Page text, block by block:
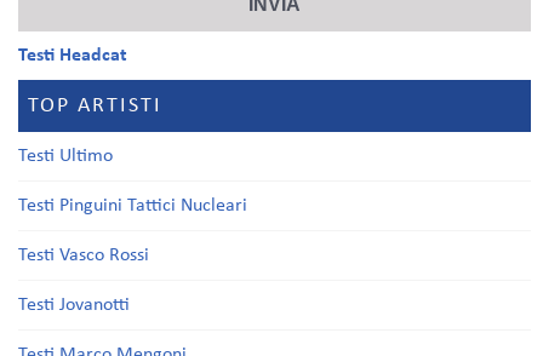
Testi Headcat
TOP ARTISTI
Testi Ultimo
Testi Pinguini Tattici Nucleari
Testi Vasco Rossi
Testi Jovanotti